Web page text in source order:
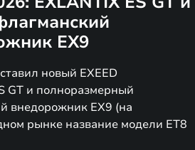
EX9
новый EXEED
GT и полноразмерный
внедорожник EX9 (на
рынке название модели ET8